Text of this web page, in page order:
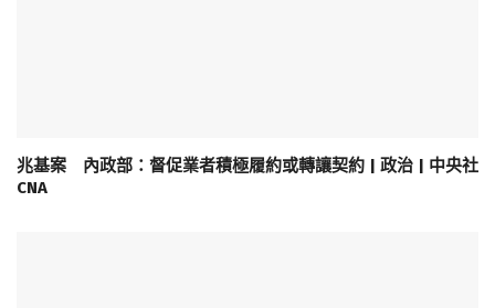
兆基案 內政部：督促業者積極履約或轉讓契約 | 政治 | 中央社
CNA